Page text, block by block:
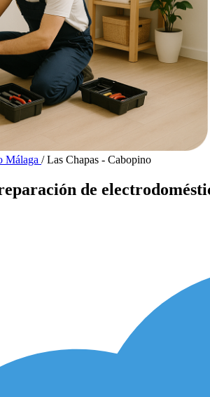
Málaga / Las Chapas - Cabopino
de